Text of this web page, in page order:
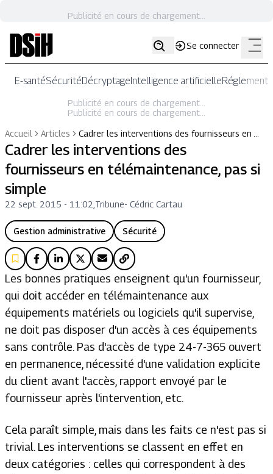
Publicité en cours de chargement...
Se connecter
E-santéSécuritéDécryptageIntelligence artificielle
Publicité en cours de chargement...
Publicité en cours de chargement...
Accueil
Articles Cadrer les interventions des fournisseurs en …
Cadrer les interventions des
fournisseurs en télémaintenance, pas si
simple
22 sept. 2015 - 11:02 Tribune- Cédric Cartau
Gestion administrative Sécurité
Les bonnes pratiques enseignent qu'un fournisseur,
qui doit accéder en télémaintenance aux
équipements matériels ou logiciels qu'il supervise,
ne doit pas disposer d'un accès à ces équipements
sans contrôle. Pas d'accès de type 24-7-365 ouvert
en permanence, nécessité d'une validation explicite
du client avant l'accès, rapport envoyé par le
fournisseur après l'intervention, etc.
Cela paraît simple, mais dans les faits ce n'est pas si
trivial. Les interventions se classent en effet en
deux catégories : celles qui correspondent à des